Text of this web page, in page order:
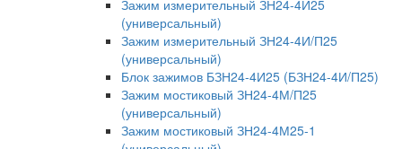
Зажим измерительный ЗН24-4И25
(универсальный)
Зажим измерительный ЗН24-4И/П25
(универсальный)
Блок зажимов БЗН24-4И25 (БЗН24-4И/П25)
Зажим мостиковый ЗН24-4М/П25
(универсальный)
Зажим мостиковый ЗН24-4М25-1